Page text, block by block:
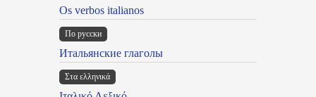
Os verbos italianos
По русски
Итальянские глаголы
Στα ελληνικά